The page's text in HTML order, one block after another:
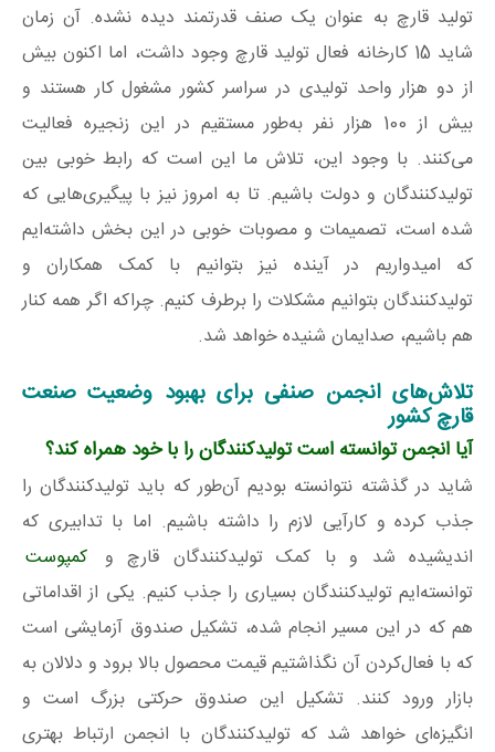
تولید قارچ به عنوان یک صنف قدرتمند دیده نشده. آن زمان
شاید 15 کارخانه فعال تولید قارچ وجود داشت، اما اکنون بیش
از دو هزار واحد تولیدی در سراسر کشور مشغول کار هستند و
بیش از 100 هزار نفر به‌طور مستقیم در این زنجیره فعالیت
می‌کنند. با وجود این، تلاش ما این است که رابط خوبی بین
تولیدکنندگان و دولت باشیم. تا به امروز نیز با پیگیری‌هایی که
شده است، تصمیمات و مصوبات خوبی در این بخش داشته‌ایم
که امیدواریم در آینده نیز بتوانیم با کمک همکاران و
تولیدکنندگان بتوانیم مشکلات را برطرف کنیم. چراکه اگر همه کنار
هم باشیم، صدایمان شنیده خواهد شد.
تلاش‌های انجمن صنفی برای بهبود وضعیت صنعت
قارچ کشور
آیا انجمن توانسته است تولیدکنندگان را با خود همراه کند؟
شاید در گذشته نتوانسته بودیم آن‌طور که باید تولیدکنندگان را
جذب کرده و کارآیی لازم را داشته باشیم. اما با تدابیری که
اندیشیده شد و با کمک تولیدکنندگان قارچ و کمپوست
توانسته‌ایم تولیدکنندگان بسیاری را جذب کنیم. یکی از اقداماتی
هم که در این مسیر انجام شده، تشکیل صندوق آزمایشی است
که با فعال‌کردن آن نگذاشتیم قیمت محصول بالا برود و دلالان به
بازار ورود کنند. تشکیل این صندوق حرکتی بزرگ است و
انگیزه‌ای خواهد شد که تولیدکنندگان با انجمن ارتباط بهتری